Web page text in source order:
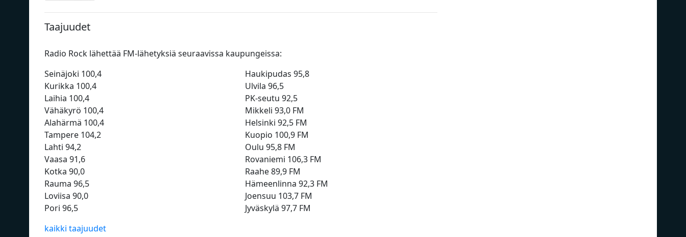
Taajuudet
Radio Rock lähettää FM-lähetyksiä seuraavissa kaupungeissa:
Seinäjoki 100,4
Kurikka 100,4
Laihia 100,4
Vähäkyrö 100,4
Alahärmä 100,4
Tampere 104,2
Lahti 94,2
Vaasa 91,6
Kotka 90,0
Rauma 96,5
Loviisa 90,0
Pori 96,5
Haukipudas 95,8
Ulvila 96,5
PK-seutu 92,5
Mikkeli 93,0 FM
Helsinki 92,5 FM
Kuopio 100,9 FM
Oulu 95,8 FM
Rovaniemi 106,3 FM
Raahe 89,9 FM
Hämeenlinna 92,3 FM
Joensuu 103,7 FM
Jyväskylä 97,7 FM
kaikki taajuudet